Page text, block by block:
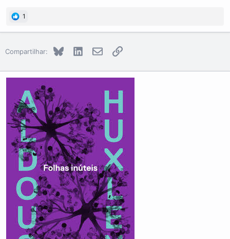
1
Compartilhar: Bluesky LinkedInE-mailLink